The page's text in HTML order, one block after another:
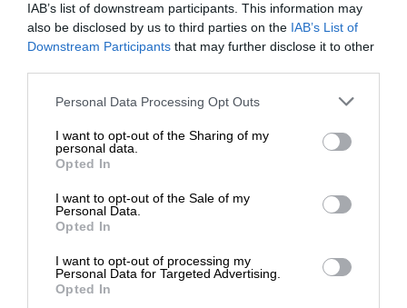
IAB’s list of downstream participants. This information may
also be disclosed by us to third parties on the IAB’s List of
Downstream Participants that may further disclose it to other
Personal Data Processing Opt Outs
I want to opt-out of the Sharing of my
personal data.
Opted In
I want to opt-out of the Sale of my
Personal Data.
Opted In
I want to opt-out of processing my
Personal Data for Targeted Advertising.
Opted In
SPECYFIKACJA
Akumulator stosowany w notebookach Dell: Inspiron 13
5310 Inspiron 14 5410 Inspiron 14 5410 2-in-1 Inspiron
14 5418 Inspiron 15 3510 Inspiron 15 3511 Inspiron 15